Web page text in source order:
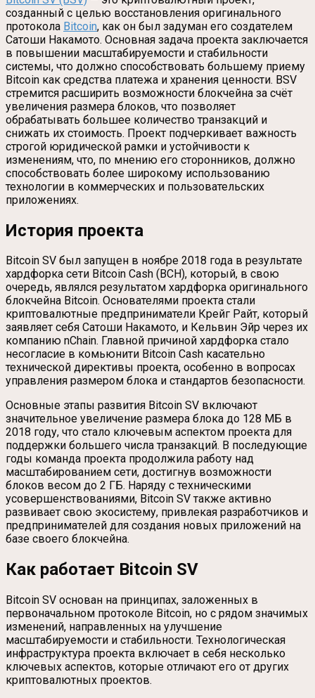
созданный с целью восстановления оригинального
протокола Bitcoin, как он был задуман его создателем
Сатоши Накамото. Основная задача проекта заключается
в повышении масштабируемости и стабильности
системы, что должно способствовать большему приему
Bitcoin как средства платежа и хранения ценности. BSV
стремится расширить возможности блокчейна за счёт
увеличения размера блоков, что позволяет
обрабатывать большее количество транзакций и
снижать их стоимость. Проект подчеркивает важность
строгой юридической рамки и устойчивости к
изменениям, что, по мнению его сторонников, должно
способствовать более широкому использованию
технологии в коммерческих и пользовательских
приложениях.
История проекта
Bitcoin SV был запущен в ноябре 2018 года в результате
хардфорка сети Bitcoin Cash (BCH), который, в свою
очередь, являлся результатом хардфорка оригинального
блокчейна Bitcoin. Основателями проекта стали
криптовалютные предприниматели Крейг Райт, который
заявляет себя Сатоши Накамото, и Кельвин Эйр через их
компанию nChain. Главной причиной хардфорка стало
несогласие в комьюнити Bitcoin Cash касательно
технической директивы проекта, особенно в вопросах
управления размером блока и стандартов безопасности.
Основные этапы развития Bitcoin SV включают
значительное увеличение размера блока до 128 МБ в
2018 году, что стало ключевым аспектом проекта для
поддержки большего числа транзакций. В последующие
годы команда проекта продолжила работу над
масштабированием сети, достигнув возможности
блоков весом до 2 ГБ. Наряду с техническими
усовершенствованиями, Bitcoin SV также активно
развивает свою экосистему, привлекая разработчиков и
предпринимателей для создания новых приложений на
базе своего блокчейна.
Как работает Bitcoin SV
Bitcoin SV основан на принципах, заложенных в
первоначальном протоколе Bitcoin, но с рядом значимых
изменений, направленных на улучшение
масштабируемости и стабильности. Технологическая
инфраструктура проекта включает в себя несколько
ключевых аспектов, которые отличают его от других
криптовалютных проектов.